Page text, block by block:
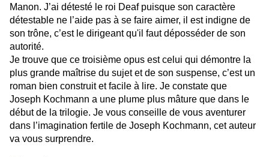
Manon. J’ai détesté le roi Deaf puisque son caractère
détestable ne l’aide pas à se faire aimer, il est indigne de
son trône, c’est le dirigeant qu'il faut déposséder de son
autorité.
Je trouve que ce troisième opus est celui qui démontre la
plus grande maîtrise du sujet et de son suspense, c’est un
roman bien construit et facile à lire. Je constate que
Joseph Kochmann a une plume plus mâture que dans le
début de la trilogie. Je vous conseille de vous aventurer
dans l’imagination fertile de Joseph Kochmann, cet auteur
va vous surprendre.